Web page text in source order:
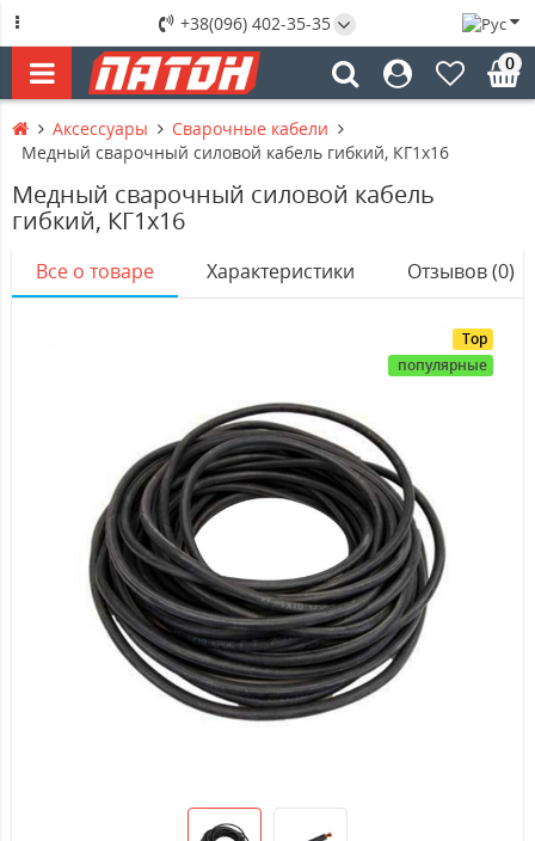
+38(096) 402-35-35
0
Аксессуары
Сварочные кабели
Медный сварочный силовой кабель гибкий, КГ1х16
Медный сварочный силовой кабель
гибкий, КГ1х16
Все о товаре Характеристики Отзывов (0)
Top
популярные